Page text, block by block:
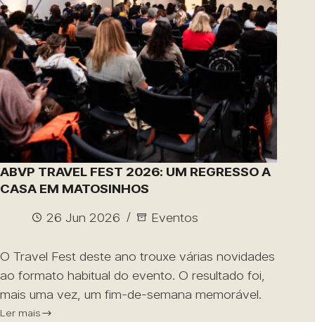
ABVP TRAVEL FEST 2026: UM REGRESSO A
CASA EM MATOSINHOS
26 Jun 2026
Eventos
O Travel Fest deste ano trouxe várias novidades
ao formato habitual do evento. O resultado foi,
mais uma vez, um fim-de-semana memorável.
Ler mais